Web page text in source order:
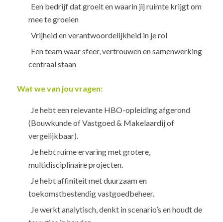
Een bedrijf dat groeit en waarin jij ruimte krijgt om
mee te groeien
Vrijheid en verantwoordelijkheid in je rol
Een team waar sfeer, vertrouwen en samenwerking
centraal staan
Wat we van jou vragen:
Je hebt een relevante HBO-opleiding afgerond
(Bouwkunde of Vastgoed & Makelaardij of
vergelijkbaar).
Je hebt ruime ervaring met grotere,
multidisciplinaire projecten.
Je hebt affiniteit met duurzaam en
toekomstbestendig vastgoedbeheer.
Je werkt analytisch, denkt in scenario’s en houdt de